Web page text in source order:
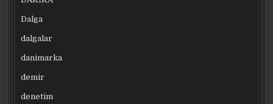
Dalga
dalgalar
danimarka
demir
denetim